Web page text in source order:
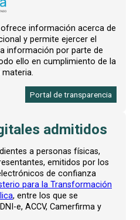
información acerca de
y permite ejercer el
información por parte de
ello en cumplimiento de la
Portal de transparencia
admitidos
a personas físicas,
emitidos por los
de confianza
para la Transformación
, entre los que se
e, ACCV, Camerfirma y